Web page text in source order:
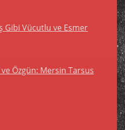
Gibi Vücutlu ve Esmer
Özgün: Mersin Tarsus